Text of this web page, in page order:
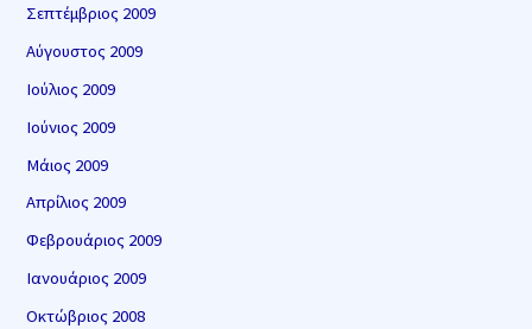
Σεπτέμβριος 2009
Αύγουστος 2009
Ιούλιος 2009
Ιούνιος 2009
Μάιος 2009
Απρίλιος 2009
Φεβρουάριος 2009
Ιανουάριος 2009
Οκτώβριος 2008